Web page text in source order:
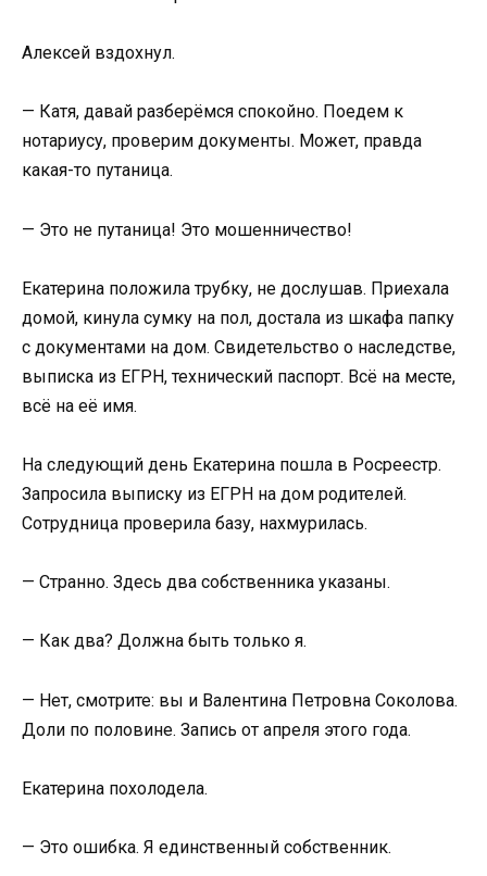
Алексей вздохнул.
— Катя, давай разберёмся спокойно. Поедем к
нотариусу, проверим документы. Может, правда
какая-то путаница.
— Это не путаница! Это мошенничество!
Екатерина положила трубку, не дослушав. Приехала
домой, кинула сумку на пол, достала из шкафа папку
с документами на дом. Свидетельство о наследстве,
выписка из ЕГРН, технический паспорт. Всё на месте,
всё на её имя.
На следующий день Екатерина пошла в Росреестр.
Запросила выписку из ЕГРН на дом родителей.
Сотрудница проверила базу, нахмурилась.
— Странно. Здесь два собственника указаны.
— Как два? Должна быть только я.
— Нет, смотрите: вы и Валентина Петровна Соколова.
Доли по половине. Запись от апреля этого года.
Екатерина похолодела.
— Это ошибка. Я единственный собственник.